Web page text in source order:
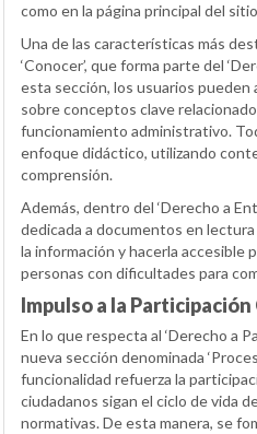
como en la página principal del
Una de las características más
‘Conocer’, que forma parte del
esta sección, los usuarios pueden
sobre conceptos clave
funcionamiento administrativo.
enfoque didáctico, utilizando
comprensión.
Además, dentro del ‘Derecho a
dedicada a documentos en
la información y hacerla accesible
personas con dificultades para
Impulso a la Participación
En lo que respecta al ‘Derecho a
nueva sección denominada
funcionalidad refuerza la
ciudadanos sigan el ciclo de vida
normativas. De esta manera, se